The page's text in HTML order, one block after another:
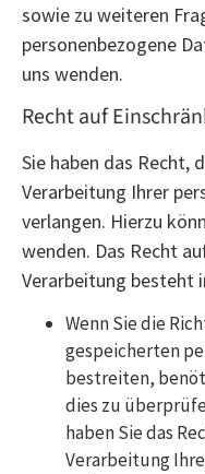
sowie zu weiteren
personenbezogene
uns wenden.
Recht auf
Sie haben das Recht,
Verarbeitung Ihrer
verlangen. Hierzu
wenden. Das Recht
Verarbeitung besteht
Wenn Sie die
gespeicherten
bestreiten,
dies zu
haben Sie das
Verarbeitung